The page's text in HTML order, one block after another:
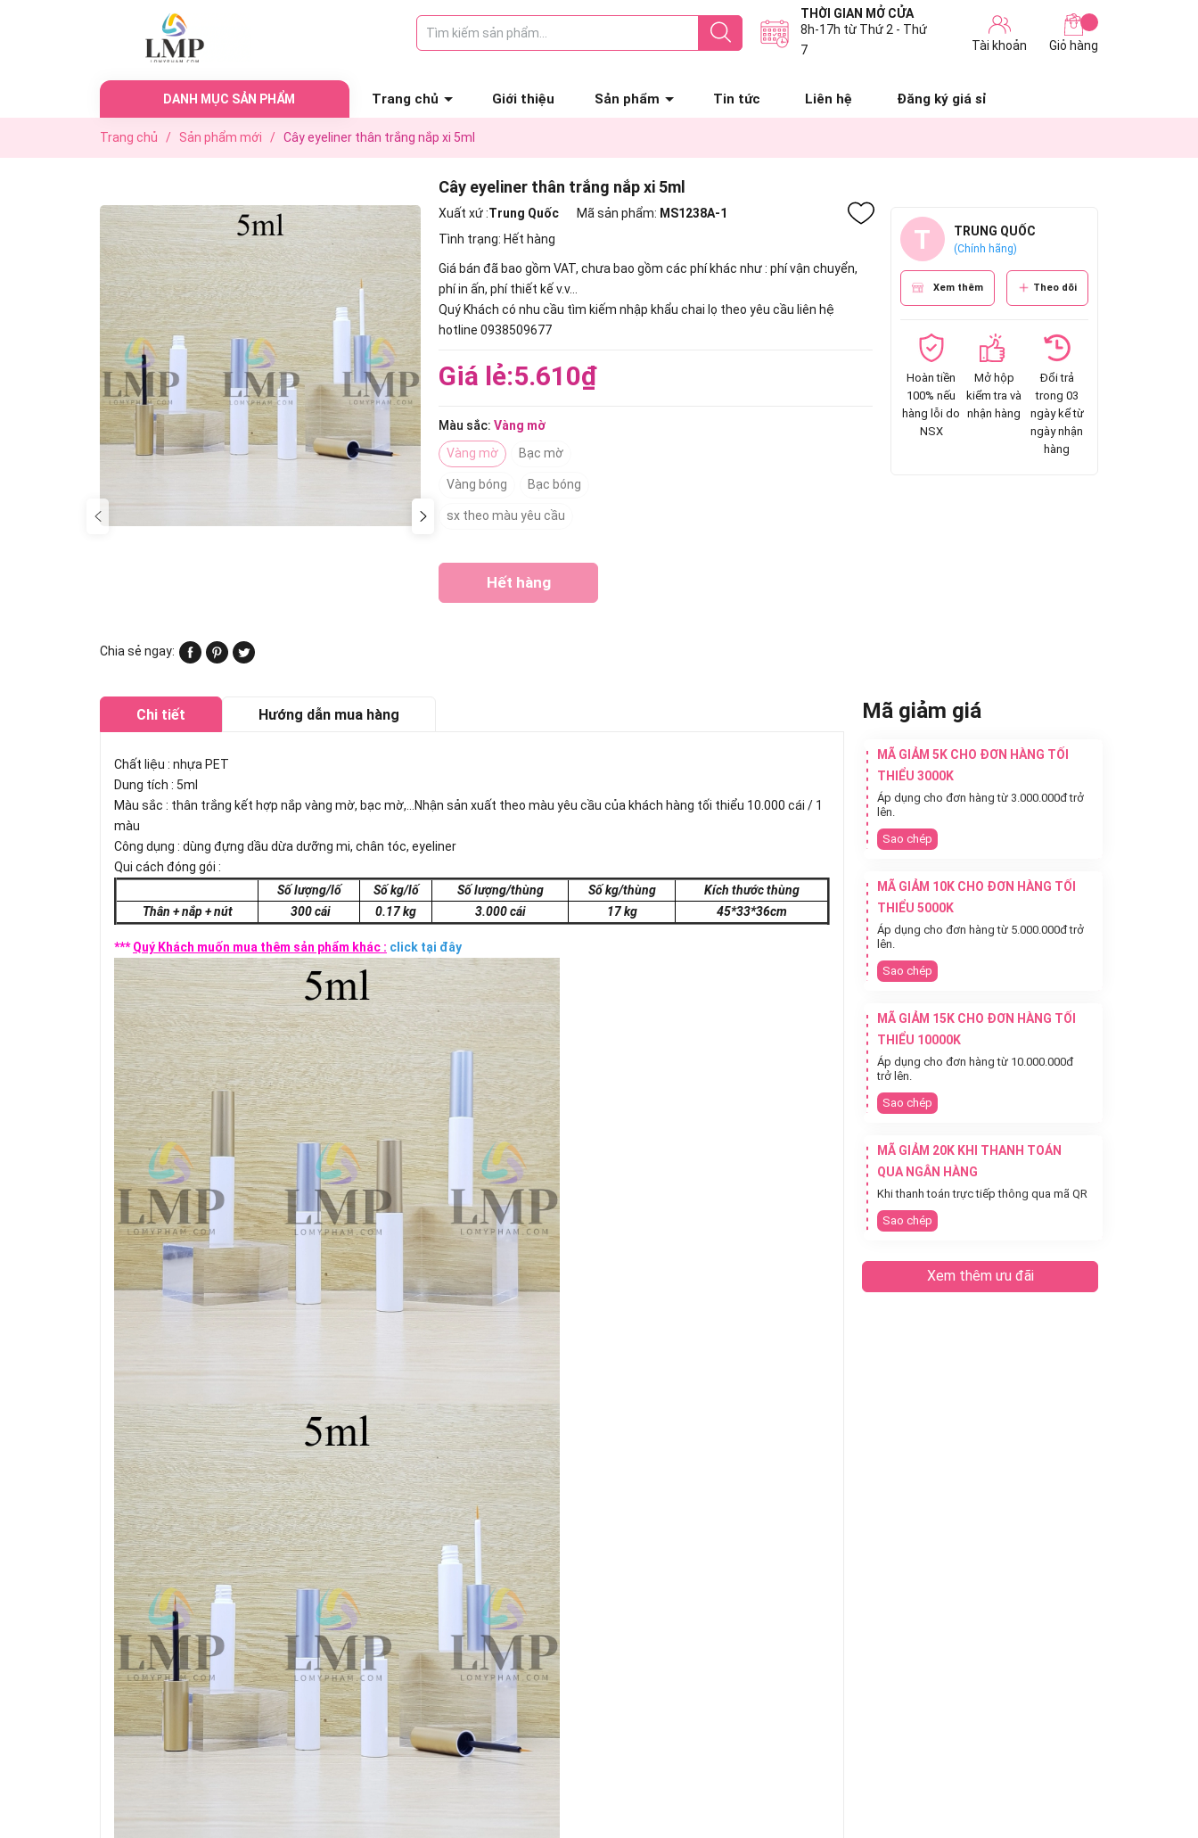
THỜI GIAN MỞ CỬA
8h-17h từ Thứ 2 - Thứ
7
Tài khoản Giỏ hàng
DANH MỤC SẢN PHẨM Trang chủ Giới thiệu Sản phẩm Tin tức Liên hệ Đăng ký giá sỉ
Trang chủ / Sản phẩm mới / Cây eyeliner thân trắng nắp xi 5ml
Chia sẻ ngay:
Cây eyeliner thân trắng nắp xi 5ml
Xuất xứ :Trung Quốc Mã sản phẩm: MS1238A-1
Tình trạng: Hết hàng
Giá bán đã bao gồm VAT, chưa bao gồm các phí khác như : phí vận chuyển,
phí in ấn, phí thiết kế v.v...
Quý Khách có nhu cầu tìm kiếm nhập khẩu chai lọ theo yêu cầu liên hệ
hotline 0938509677
Giá lẻ:5.610₫
Màu sắc: Vàng mờ
Vàng mờ
Bạc mờ
Vàng bóng Bạc bóng
sx theo màu yêu cầu
Hết hàng
T TRUNG QUỐC
(Chính hãng)
Xem thêm Theo dõi
Hoàn tiền
100% nếu
hàng lỗi do
NSX
Mở hộp
kiểm tra và
nhận hàng
Đổi trả
trong 03
ngày kể từ
ngày nhận
hàng
Chi tiết Hướng dẫn mua hàng
Chất liệu : nhựa PET
Dung tích : 5ml
Màu sắc : thân trắng kết hợp nắp vàng mờ, bạc mờ,...Nhận sản xuất theo màu yêu cầu của khách hàng tối thiểu 10.000 cái / 1
màu
Công dụng : dùng đựng dầu dừa dưỡng mi, chân tóc, eyeliner
Qui cách đóng gói :
Số lượng/lố
Số kg/lố Số lượng/thùng Số kg/thùng
Kích thước thùng
Thân + nắp + nút
300 cái 0.17 kg 3.000 cái 17 kg 45*33*36cm
***Quý Khách muốn mua thêm sản phẩm khác : click tại đây
Mã giảm giá
MÃ GIẢM 5K CHO ĐƠN HÀNG TỐI
THIỂU 3000K
Áp dụng cho đơn hàng từ 3.000.000đ trở
lên.
Sao chép
MÃ GIẢM 10K CHO ĐƠN HÀNG TỐI
THIỂU 5000K
Áp dụng cho đơn hàng từ 5.000.000đ trở
lên.
Sao chép
MÃ GIẢM 15K CHO ĐƠN HÀNG TỐI
THIỂU 10000K
Áp dụng cho đơn hàng từ 10.000.000đ
trở lên.
Sao chép
MÃ GIẢM 20K KHI THANH TOÁN
QUA NGÂN HÀNG
Khi thanh toán trực tiếp thông qua mã QR
Sao chép
Xem thêm ưu đãi